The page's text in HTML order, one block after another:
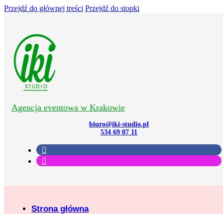
Przejdź do głównej treści Przejdź do stopki
Agencja eventowa w Krakowie
biuro@iki-studio.pl
534 69 07 11
Strona główna